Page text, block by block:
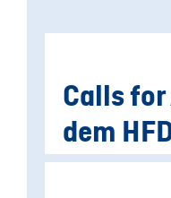
Calls
dem